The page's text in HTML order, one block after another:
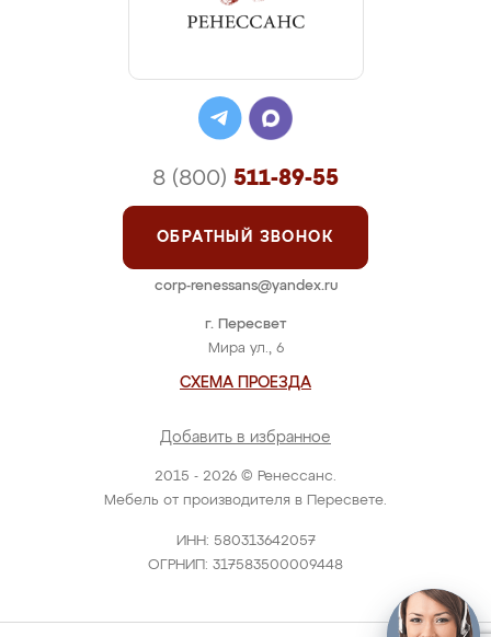
2015 - 2026 © Ренессанс.
Мебель от производителя в Пересвете.
ИНН: 580313642057
ОГРНИП: 317583500009448
г. Пересвет
Мира ул., 6
СХЕМА ПРОЕЗДА
Добавить в избранное
8 (800) 511-89-55
ОБРАТНЫЙ ЗВОНОК
corp-renessans@yandex.ru